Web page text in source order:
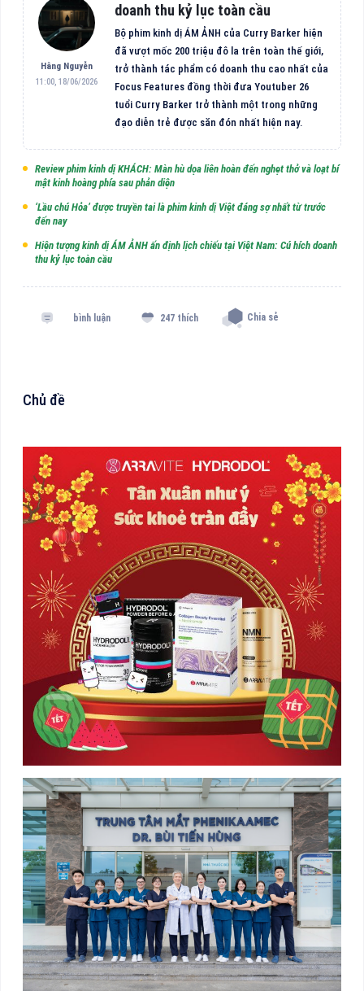
Hằng Nguyễn
11:00, 18/06/2026
doanh thu kỷ lục toàn cầu
Bộ phim kinh dị ÁM ẢNH của Curry Barker hiện
đã vượt mốc 200 triệu đô la trên toàn thế giới,
trở thành tác phẩm có doanh thu cao nhất của
Focus Features đồng thời đưa Youtuber 26
tuổi Curry Barker trở thành một trong những
đạo diễn trẻ được săn đón nhất hiện nay.
Review phim kinh dị KHÁCH: Màn hù dọa liên hoàn đến nghẹt thở và loạt bí
mật kinh hoàng phía sau phản diện
‘Lầu chú Hỏa’ được truyền tai là phim kinh dị Việt đáng sợ nhất từ trước
đến nay
Hiện tượng kinh dị ÁM ẢNH ấn định lịch chiếu tại Việt Nam: Cú hích doanh
thu kỷ lục toàn cầu
bình luận 247 thích Chia sẻ
Chủ đề